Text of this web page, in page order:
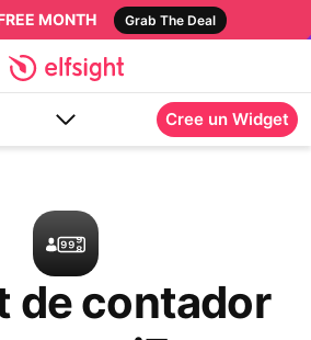
MONTH Grab The Deal
Cree un Widget
de contador